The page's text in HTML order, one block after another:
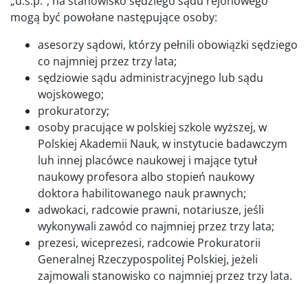
mogą być powołane następujące osoby:
asesorzy sądowi, którzy pełnili obowiązki sędziego
co najmniej przez trzy lata;
sędziowie sądu administracyjnego lub sądu
wojskowego;
prokuratorzy;
osoby pracujące w polskiej szkole wyższej, w
Polskiej Akademii Nauk, w instytucie badawczym
luh innej placówce naukowej i mające tytuł
naukowy profesora albo stopień naukowy
doktora habilitowanego nauk prawnych;
adwokaci, radcowie prawni, notariusze, jeśli
wykonywali zawód co najmniej przez trzy lata;
prezesi, wiceprezesi, radcowie Prokuratorii
Generalnej Rzeczypospolitej Polskiej, jeżeli
zajmowali stanowisko co najmniej przez trzy lata.